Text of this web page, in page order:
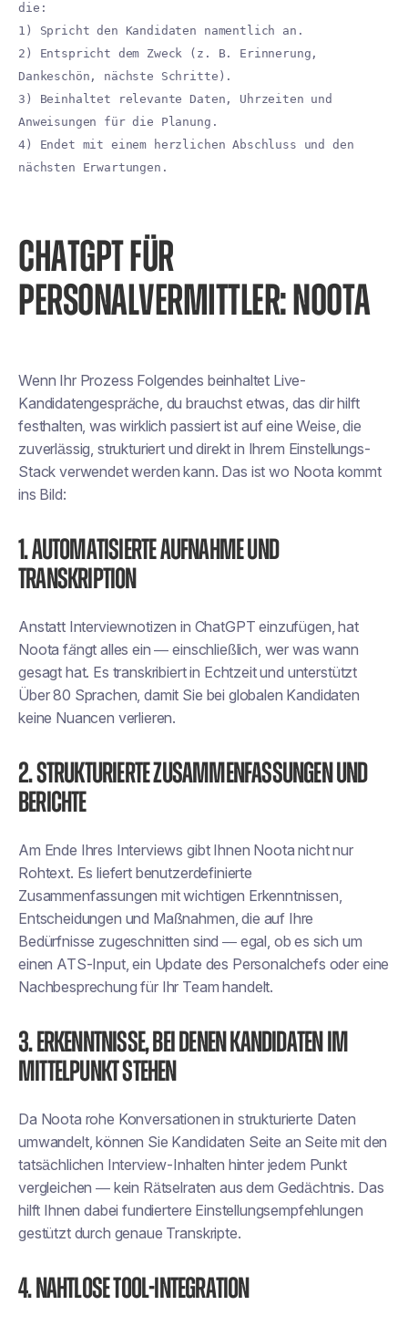
die:
1) Spricht den Kandidaten namentlich an.
2) Entspricht dem Zweck (z. B. Erinnerung,
Dankeschön, nächste Schritte).
3) Beinhaltet relevante Daten, Uhrzeiten und
Anweisungen für die Planung.
4) Endet mit einem herzlichen Abschluss und den
nächsten Erwartungen.
CHATGPT FÜR
PERSONALVERMITTLER: NOOTA
Wenn Ihr Prozess Folgendes beinhaltet Live-
Kandidatengespräche, du brauchst etwas, das dir hilft
festhalten, was wirklich passiert ist auf eine Weise, die
zuverlässig, strukturiert und direkt in Ihrem Einstellungs-
Stack verwendet werden kann. Das ist wo Noota kommt
ins Bild:
1. Automatisierte Aufnahme und
Transkription
Anstatt Interviewnotizen in ChatGPT einzufügen, hat
Nootafängt alles ein — einschließlich, wer was wann
gesagt hat. Es transkribiert in Echtzeit und unterstützt
Über 80 Sprachen, damit Sie bei globalen Kandidaten
keine Nuancen verlieren.
2. Strukturierte Zusammenfassungen und
Berichte
Am Ende Ihres Interviews gibt Ihnen Noota nicht nur
Rohtext. Es liefert benutzerdefinierte
Zusammenfassungen mit wichtigen Erkenntnissen,
Entscheidungen und Maßnahmen, die auf Ihre
Bedürfnisse zugeschnitten sind — egal, ob es sich um
einen ATS-Input, ein Update des Personalchefs oder eine
Nachbesprechung für Ihr Team handelt.
3. Erkenntnisse, bei denen Kandidaten im
Mittelpunkt stehen
Da Noota rohe Konversationen in strukturierte Daten
umwandelt, können Sie Kandidaten Seite an Seite mit den
tatsächlichen Interview-Inhalten hinter jedem Punkt
vergleichen — kein Rätselraten aus dem Gedächtnis. Das
hilft Ihnen dabeifundiertere Einstellungsempfehlungen
gestützt durch genaue Transkripte.
4. Nahtlose Tool-Integration